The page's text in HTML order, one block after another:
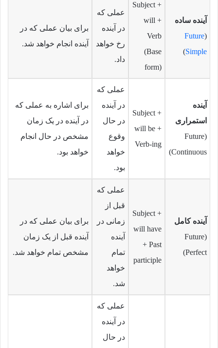
آینده ساده
(
Future
Simple
)
Subject +
will +
Verb
(Base
form)
عملی که
در آینده
رخ خواهد
داد.
برای بیان عملی که در
آینده انجام خواهد شد.
آینده
استمراری
(Future
Continuous)
Subject +
will be +
Verb-ing
عملی که
در آینده
در حال
وقوع
خواهد
بود.
برای اشاره به عملی که
در آینده در یک زمان
مشخص در حال انجام
خواهد بود.
آینده کامل
(Future
Perfect)
Subject +
will have
+ Past
participle
عملی که
قبل از
زمانی در
آینده
تمام
خواهد
شد.
برای بیان عملی که در
آینده قبل از یک زمان
مشخص تمام خواهد شد.
عملی که
در آینده
در حال